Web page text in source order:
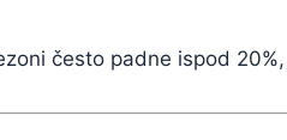
često padne ispod